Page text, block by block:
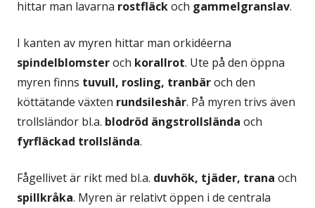
hittar man lavarna rostfläckoch gammelgranslav.
I kanten av myren hittar man orkidéerna
spindelblomsteroch korallrot. Ute på den öppna
myren finns tuvull, rosling, tranbäroch den
köttätande växten rundsileshår. På myren trivs även
trollsländor bl.a. blodröd ängstrollslända och
fyrfläckad trollslända.
Fågellivet är rikt med bl.a. duvhök, tjäder, trana och
spillkråka. Myren är relativt öppen i de centrala